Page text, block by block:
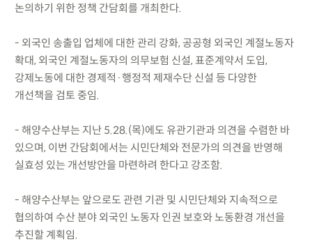
논의하기 위한 정책 간담회를 개최한다.
- 외국인 송출입 업체에 대한 관리 강화, 공공형 외국인 계절노동자
확대, 외국인 계절노동자의 의무보험 신설, 표준계약서 도입,
강제노동에 대한 경제적·행정적 제재수단 신설 등 다양한
개선책을 검토 중임.
- 해양수산부는 지난 5.28.(목)에도 유관기관과 의견을 수렴한 바
있으며, 이번 간담회에서는 시민단체와 전문가의 의견을 반영해
실효성 있는 개선방안을 마련하려 한다고 강조함.
- 해양수산부는 앞으로도 관련 기관 및 시민단체와 지속적으로
협의하여 수산 분야 외국인 노동자 인권 보호와 노동환경 개선을
추진할 계획임.